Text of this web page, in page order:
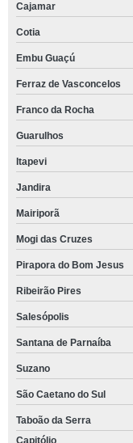
Cajamar
Cotia
Embu Guaçú
Ferraz de Vasconcelos
Franco da Rocha
Guarulhos
Itapevi
Jandira
Mairiporã
Mogi das Cruzes
Pirapora do Bom Jesus
Ribeirão Pires
Salesópolis
Santana de Parnaíba
Suzano
São Caetano do Sul
Taboão da Serra
Capitólio